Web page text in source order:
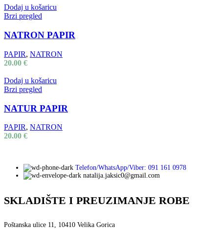
Dodaj u košaricu
Brzi pregled
NATRON PAPIR
PAPIR, NATRON
20.00 €
Dodaj u košaricu
Brzi pregled
NATUR PAPIR
PAPIR, NATRON
20.00 €
Telefon/WhatsApp/Viber: 091 161 0978
natalija.jaksic0@gmail.com
SKLADIŠTE I PREUZIMANJE ROBE
Poštanska ulice 11, 10410 Velika Gorica